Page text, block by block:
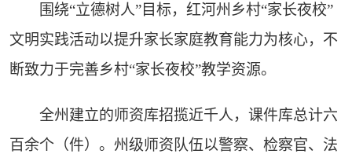
围绕“立德树人”目标，红河州乡村“家长夜校”
文明实践活动以提升家长家庭教育能力为核心，不
断致力于完善乡村“家长夜校”教学资源。
全州建立的师资库招揽近千人，课件库总计六
百余个（件）。州级师资队伍以警察、检察官、法